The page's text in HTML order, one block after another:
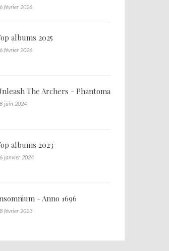
février 2026
albums 2025
février 2026
The Archers - Phantoma
juin 2024
albums 2023
janvier 2024
- Anno 1696
février 2023